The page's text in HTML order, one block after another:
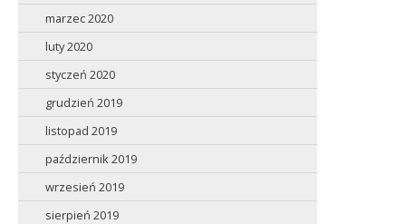
marzec 2020
luty 2020
styczeń 2020
grudzień 2019
listopad 2019
październik 2019
wrzesień 2019
sierpień 2019